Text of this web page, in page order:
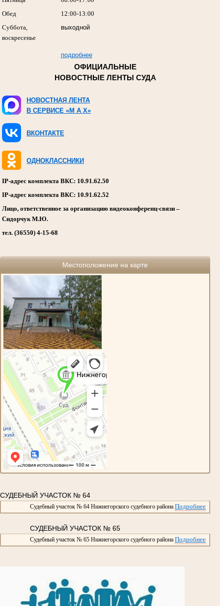
Обед
12:00-13:00
Суббота,
воскресенье
выходной
подробнее
ОФИЦИАЛЬНЫЕ
НОВОСТНЫЕ ЛЕНТЫ СУДА
НОВОСТНАЯ ЛЕНТА
В СЕРВИСЕ «M A X»
ВКОНТАКТЕ
ОДНОКЛАССНИКИ
IP-адрес комплекта ВКС: 10.91.62.50
IP-адрес комплекта ВКС: 10.91.62.52
Лицо, ответственное за организацию видеоконференц-связи –
Сидорчук М.Ю.
тел. (36550) 4-15-68
Местоположение на карте
СУДЕБНЫЙ УЧАСТОК № 64
Судебный участок № 64 Нижнегорского судебного района Подробнее
СУДЕБНЫЙ УЧАСТОК № 65
Судебный участок № 65 Нижнегорского судебного района Подробнее